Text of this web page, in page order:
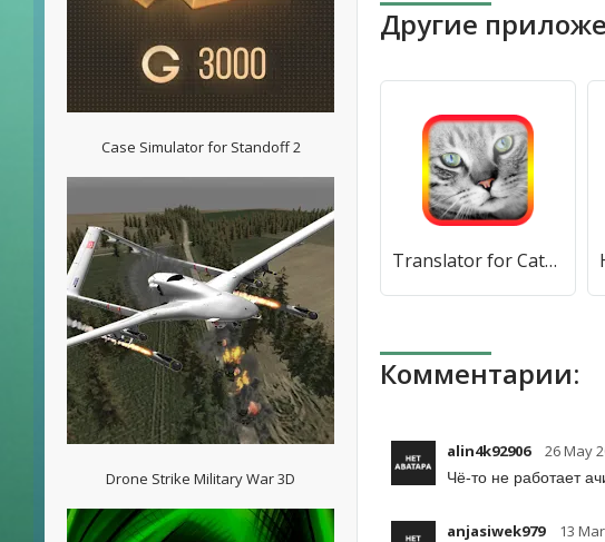
Case Simulator for Standoff 2
Drone Strike Military War 3D
Другие
Translator for Cats Prank [МОД Бесконечные монеты] APK Android
Комментарии:
alin4k92906 26 May
Чё-то не работает
anjasiwek979 13